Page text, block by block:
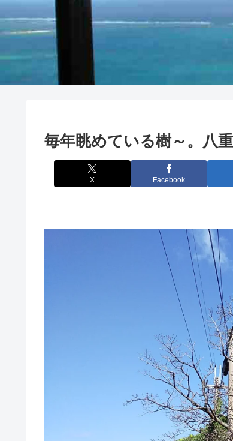
毎年眺めている樹～。八
X Facebook